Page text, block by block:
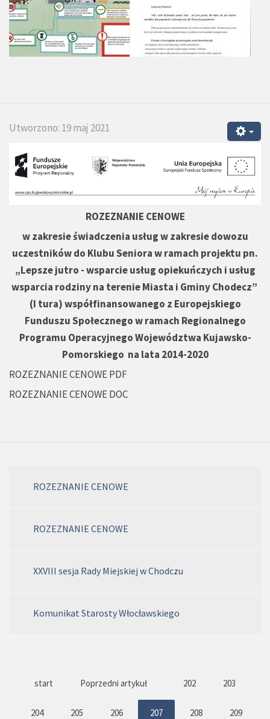
Utworzono: 19 maj 2021
ROZEZNANIE CENOWE
w zakresie świadczenia usług w zakresie dowozu
uczestników do Klubu Seniora w ramach projektu pn.
„Lepsze jutro - wsparcie usług opiekuńczych i usług
wsparcia rodziny na terenie Miasta i Gminy Chodecz”
(I tura) współfinansowanego z Europejskiego
Funduszu Społecznego w ramach Regionalnego
Programu Operacyjnego Województwa Kujawsko-
Pomorskiego na lata 2014-2020
ROZEZNANIE CENOWE PDF
ROZEZNANIE CENOWE DOC
ROZEZNANIE CENOWE
ROZEZNANIE CENOWE
XXVIII sesja Rady Miejskiej w Chodczu
Komunikat Starosty Włocławskiego
start Poprzedni artykuł 202 203
204 205 206 207 208 209